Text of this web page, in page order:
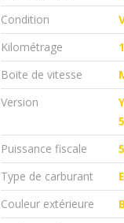
Condition
Kilométrage
Boite de vitesse
Version
Puissance fiscale
5
Type de carburant
Couleur extérieure